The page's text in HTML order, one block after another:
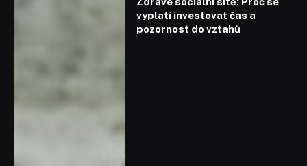
vyplatí investovat čas a
pozornost do vztahů